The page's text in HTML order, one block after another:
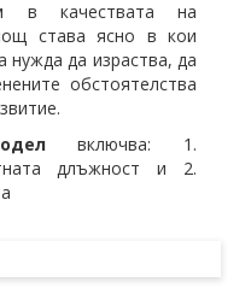
в качествата на
става ясно в кои
нужда да израства, да
обстоятелства
включва: 1.
длъжност и 2.